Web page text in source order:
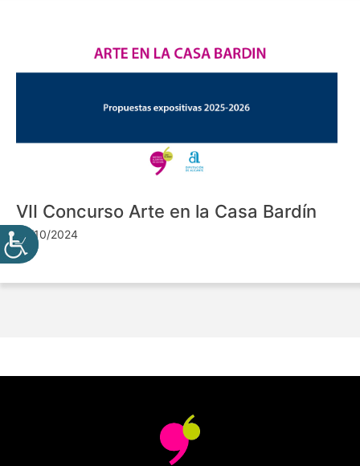
VII Concurso Arte en la Casa Bardín
24/10/2024